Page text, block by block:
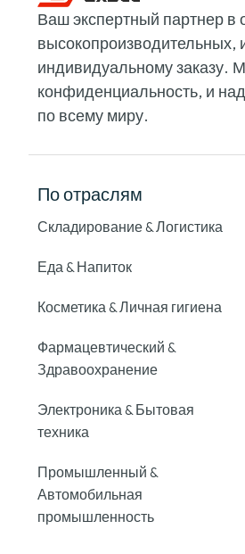
Ваш экспертный партнер в
высокопроизводительных,
индивидуальному заказу.
конфиденциальность, и
по всему миру.
По отраслям
Складирование & Логистика
Еда & Напиток
Косметика & Личная гигиена
Фармацевтический &
Здравоохранение
Электроника & Бытовая
техника
Промышленный &
Автомобильная
промышленность